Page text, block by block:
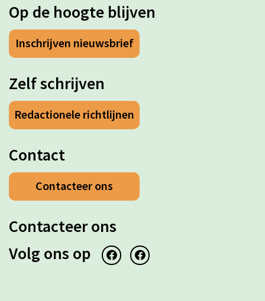
Op de hoogte blijven
Inschrijven nieuwsbrief
Zelf schrijven
Redactionele richtlijnen
Contact
Contacteer ons
Contacteer ons
Volg ons op